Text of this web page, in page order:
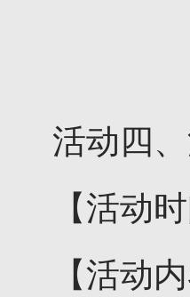
活动四
【活动
【活动